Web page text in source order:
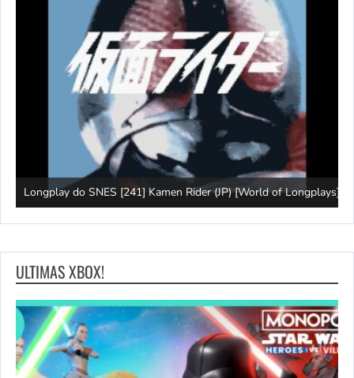
Longplay do SNES [241] Kamen Rider (JP) [World of Longplays]
ULTIMAS XBOX!